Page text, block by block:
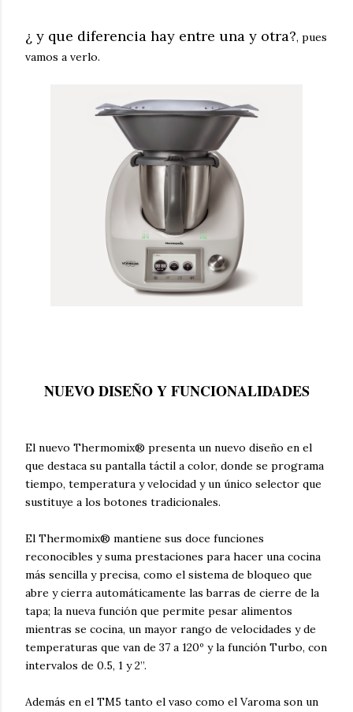
¿ y que diferencia hay entre una y otra?, pues
vamos a verlo.
NUEVO DISEÑO Y FUNCIONALIDADES
El nuevo Thermomix® presenta un nuevo diseño en el
que destaca su pantalla táctil a color, donde se programa
tiempo, temperatura y velocidad y un único selector que
sustituye a los botones tradicionales.
El Thermomix® mantiene sus doce funciones
reconocibles y suma prestaciones para hacer una cocina
más sencilla y precisa, como el sistema de bloqueo que
abre y cierra automáticamente las barras de cierre de la
tapa; la nueva función que permite pesar alimentos
mientras se cocina, un mayor rango de velocidades y de
temperaturas que van de 37 a 120º y la función Turbo, con
intervalos de 0.5, 1 y 2’’.
Además en el TM5 tanto el vaso como el Varoma son un